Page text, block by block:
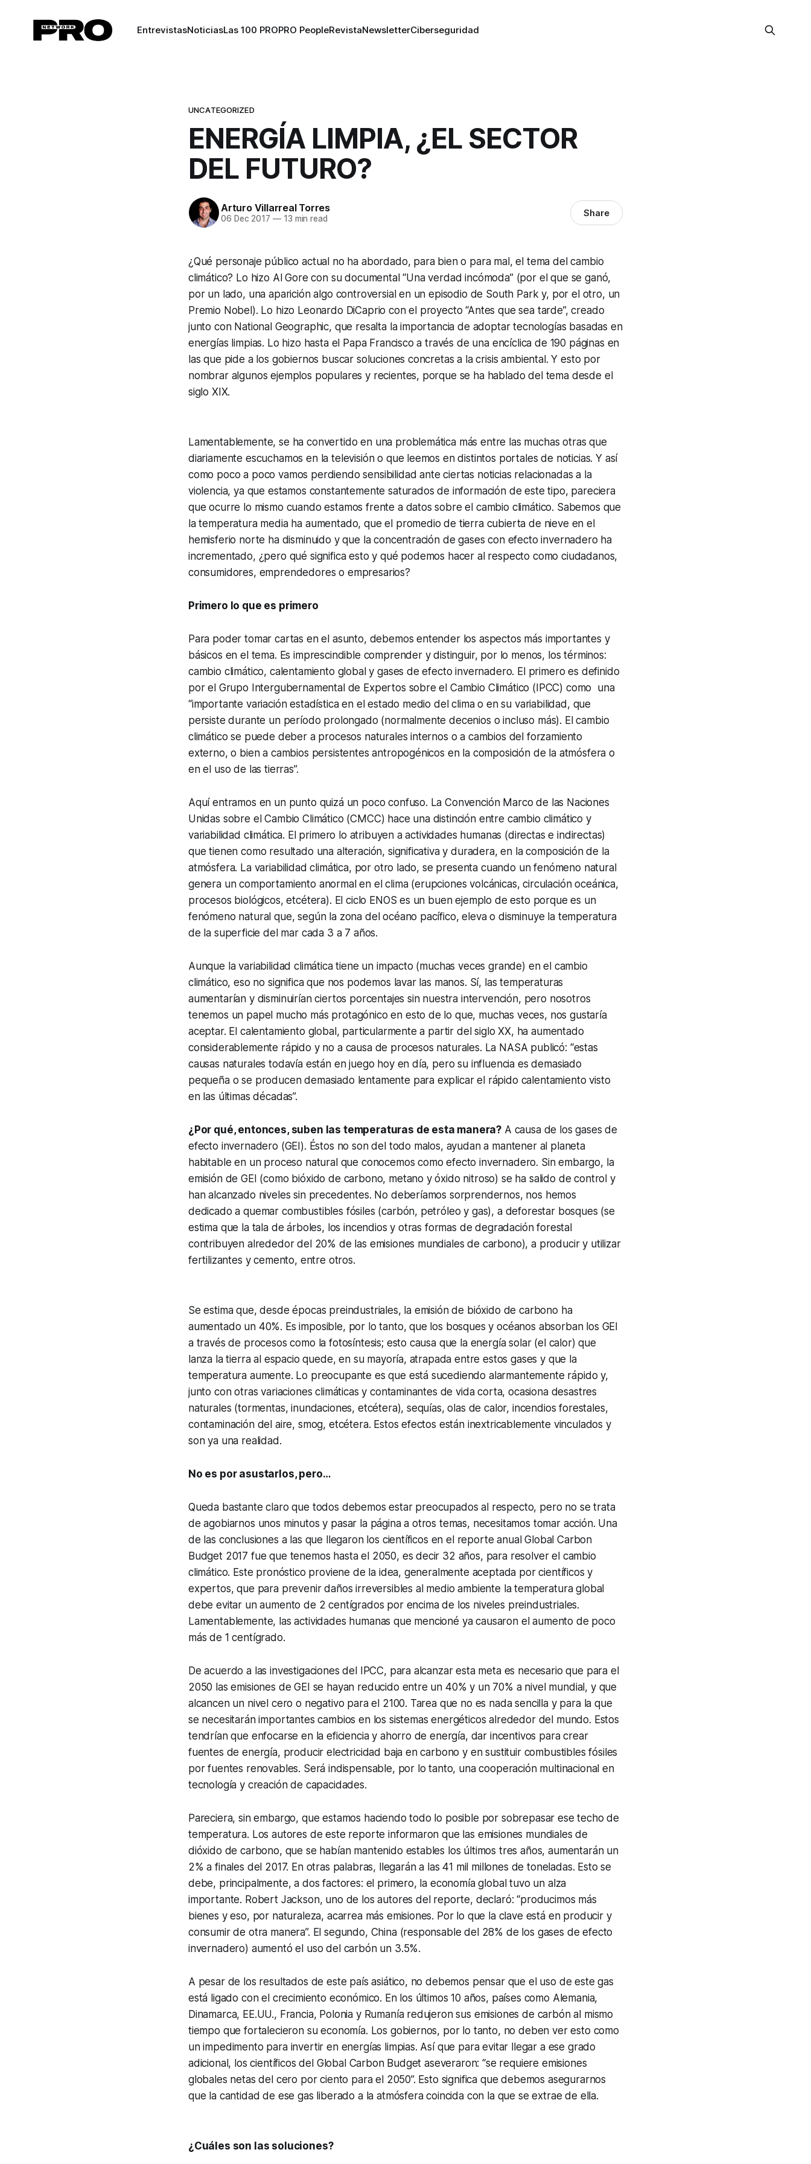
EntrevistasNoticiasLas 100 PROPRO PeopleRevistaNewsletterCiberseguridad
UNCATEGORIZED
ENERGÍA LIMPIA, ¿EL SECTOR
DEL FUTURO?
Arturo Villarreal Torres
06 Dec 2017 —13 min read Share
¿Qué personaje público actual no ha abordado, para bien o para mal, el tema del cambio
climático? Lo hizo Al Gore con su documental “Una verdad incómoda” (por el que se ganó,
por un lado, una aparición algo controversial en un episodio de South Park y, por el otro, un
Premio Nobel). Lo hizo Leonardo DiCaprio con el proyecto “Antes que sea tarde”, creado
junto con National Geographic, que resalta la importancia de adoptar tecnologías basadas en
energías limpias. Lo hizo hasta el Papa Francisco a través de una encíclica de 190 páginas en
las que pide a los gobiernos buscar soluciones concretas a la crisis ambiental. Y esto por
nombrar algunos ejemplos populares y recientes, porque se ha hablado del tema desde el
siglo XIX.
Lamentablemente, se ha convertido en una problemática más entre las muchas otras que
diariamente escuchamos en la televisión o que leemos en distintos portales de noticias. Y así
como poco a poco vamos perdiendo sensibilidad ante ciertas noticias relacionadas a la
violencia, ya que estamos constantemente saturados de información de este tipo, pareciera
que ocurre lo mismo cuando estamos frente a datos sobre el cambio climático. Sabemos que
la temperatura media ha aumentado, que el promedio de tierra cubierta de nieve en el
hemisferio norte ha disminuido y que la concentración de gases con efecto invernadero ha
incrementado, ¿pero qué significa esto y qué podemos hacer al respecto como ciudadanos,
consumidores, emprendedores o empresarios?
Primero lo que es primero
Para poder tomar cartas en el asunto, debemos entender los aspectos más importantes y
básicos en el tema. Es imprescindible comprender y distinguir, por lo menos, los términos:
cambio climático, calentamiento global y gases de efecto invernadero. El primero es definido
por el Grupo Intergubernamental de Expertos sobre el Cambio Climático (IPCC) como una
“importante variación estadística en el estado medio del clima o en su variabilidad, que
persiste durante un período prolongado (normalmente decenios o incluso más). El cambio
climático se puede deber a procesos naturales internos o a cambios del forzamiento
externo, o bien a cambios persistentes antropogénicos en la composición de la atmósfera o
en el uso de las tierras”.
Aquí entramos en un punto quizá un poco confuso. La Convención Marco de las Naciones
Unidas sobre el Cambio Climático (CMCC) hace una distinción entre cambio climático y
variabilidad climática. El primero lo atribuyen a actividades humanas (directas e indirectas)
que tienen como resultado una alteración, significativa y duradera, en la composición de la
atmósfera. La variabilidad climática, por otro lado, se presenta cuando un fenómeno natural
genera un comportamiento anormal en el clima (erupciones volcánicas, circulación oceánica,
procesos biológicos, etcétera). El ciclo ENOS es un buen ejemplo de esto porque es un
fenómeno natural que, según la zona del océano pacífico, eleva o disminuye la temperatura
de la superficie del mar cada 3 a 7 años.
Aunque la variabilidad climática tiene un impacto (muchas veces grande) en el cambio
climático, eso no significa que nos podemos lavar las manos. Sí, las temperaturas
aumentarían y disminuirían ciertos porcentajes sin nuestra intervención, pero nosotros
tenemos un papel mucho más protagónico en esto de lo que, muchas veces, nos gustaría
aceptar. El calentamiento global, particularmente a partir del siglo XX, ha aumentado
considerablemente rápido y no a causa de procesos naturales. La NASA publicó: “estas
causas naturales todavía están en juego hoy en día, pero su influencia es demasiado
pequeña o se producen demasiado lentamente para explicar el rápido calentamiento visto
en las últimas décadas”.
¿Por qué, entonces, suben las temperaturas de esta manera? A causa de los gases de
efecto invernadero (GEI). Éstos no son del todo malos, ayudan a mantener al planeta
habitable en un proceso natural que conocemos como efecto invernadero. Sin embargo, la
emisión de GEI (como bióxido de carbono, metano y óxido nitroso) se ha salido de control y
han alcanzado niveles sin precedentes. No deberíamos sorprendernos, nos hemos
dedicado a quemar combustibles fósiles (carbón, petróleo y gas), a deforestar bosques (se
estima que la tala de árboles, los incendios y otras formas de degradación forestal
contribuyen alrededor del 20% de las emisiones mundiales de carbono), a producir y utilizar
fertilizantes y cemento, entre otros.
Se estima que, desde épocas preindustriales, la emisión de bióxido de carbono ha
aumentado un 40%. Es imposible, por lo tanto, que los bosques y océanos absorban los GEI
a través de procesos como la fotosíntesis; esto causa que la energía solar (el calor) que
lanza la tierra al espacio quede, en su mayoría, atrapada entre estos gases y que la
temperatura aumente. Lo preocupante es que está sucediendo alarmantemente rápido y,
junto con otras variaciones climáticas y contaminantes de vida corta, ocasiona desastres
naturales (tormentas, inundaciones, etcétera), sequías, olas de calor, incendios forestales,
contaminación del aire, smog, etcétera. Estos efectos están inextricablemente vinculados y
son ya una realidad.
No es por asustarlos, pero…
Queda bastante claro que todos debemos estar preocupados al respecto, pero no se trata
de agobiarnos unos minutos y pasar la página a otros temas, necesitamos tomar acción. Una
de las conclusiones a las que llegaron los científicos en el reporte anual Global Carbon
Budget 2017 fue que tenemos hasta el 2050, es decir 32 años, para resolver el cambio
climático. Este pronóstico proviene de la idea, generalmente aceptada por científicos y
expertos, que para prevenir daños irreversibles al medio ambiente la temperatura global
debe evitar un aumento de 2 centígrados por encima de los niveles preindustriales.
Lamentablemente, las actividades humanas que mencioné ya causaron el aumento de poco
más de 1 centígrado.
De acuerdo a las investigaciones del IPCC, para alcanzar esta meta es necesario que para el
2050 las emisiones de GEI se hayan reducido entre un 40% y un 70% a nivel mundial, y que
alcancen un nivel cero o negativo para el 2100. Tarea que no es nada sencilla y para la que
se necesitarán importantes cambios en los sistemas energéticos alrededor del mundo. Estos
tendrían que enfocarse en la eficiencia y ahorro de energía, dar incentivos para crear
fuentes de energía, producir electricidad baja en carbono y en sustituir combustibles fósiles
por fuentes renovables. Será indispensable, por lo tanto, una cooperación multinacional en
tecnología y creación de capacidades.
Pareciera, sin embargo, que estamos haciendo todo lo posible por sobrepasar ese techo de
temperatura. Los autores de este reporte informaron que las emisiones mundiales de
dióxido de carbono, que se habían mantenido estables los últimos tres años, aumentarán un
2% a finales del 2017. En otras palabras, llegarán a las 41 mil millones de toneladas. Esto se
debe, principalmente, a dos factores: el primero, la economía global tuvo un alza
importante. Robert Jackson, uno de los autores del reporte, declaró: “producimos más
bienes y eso, por naturaleza, acarrea más emisiones. Por lo que la clave está en producir y
consumir de otra manera”. El segundo, China (responsable del 28% de los gases de efecto
invernadero) aumentó el uso del carbón un 3.5%.
A pesar de los resultados de este país asiático, no debemos pensar que el uso de este gas
está ligado con el crecimiento económico. En los últimos 10 años, países como Alemania,
Dinamarca, EE.UU., Francia, Polonia y Rumanía redujeron sus emisiones de carbón al mismo
tiempo que fortalecieron su economía. Los gobiernos, por lo tanto, no deben ver esto como
un impedimento para invertir en energías limpias. Así que para evitar llegar a ese grado
adicional, los científicos del Global Carbon Budget aseveraron: “se requiere emisiones
globales netas del cero por ciento para el 2050”. Esto significa que debemos asegurarnos
que la cantidad de ese gas liberado a la atmósfera coincida con la que se extrae de ella.
¿Cuáles son las soluciones?